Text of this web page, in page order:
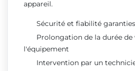
appareil.
Sécurité et fiabilité garanties
Prolongation de la durée de
l'équipement
Intervention par un